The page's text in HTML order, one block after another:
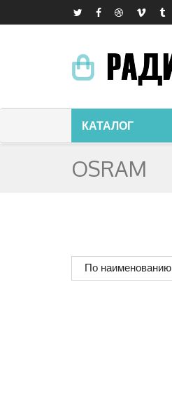
КАТАЛОГ
OSRAM
По наименованию